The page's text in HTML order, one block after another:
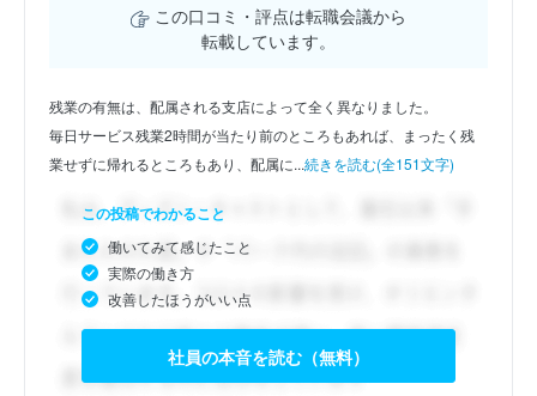
この口コミ・評点は転職会議から
転載しています。
残業の有無は、配属される支店によって全く異なりました。
毎日サービス残業2時間が当たり前のところもあれば、まったく残
業せずに帰れるところもあり、配属に...続きを読む(全151文字)
この投稿でわかること
働いてみて感じたこと
実際の働き方
改善したほうがいい点
社員の本音を読む（無料）